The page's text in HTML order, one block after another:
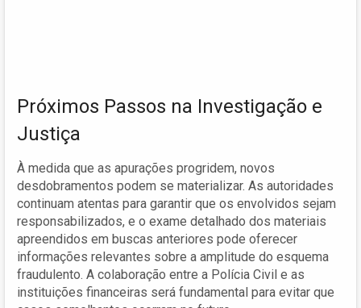
Próximos Passos na Investigação e
Justiça
À medida que as apurações progridem, novos
desdobramentos podem se materializar. As autoridades
continuam atentas para garantir que os envolvidos sejam
responsabilizados, e o exame detalhado dos materiais
apreendidos em buscas anteriores pode oferecer
informações relevantes sobre a amplitude do esquema
fraudulento. A colaboração entre a Polícia Civil e as
instituições financeiras será fundamental para evitar que